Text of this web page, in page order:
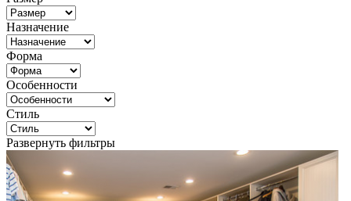
Назначение
Форма
Особенности
Стиль
Развернуть фильтры